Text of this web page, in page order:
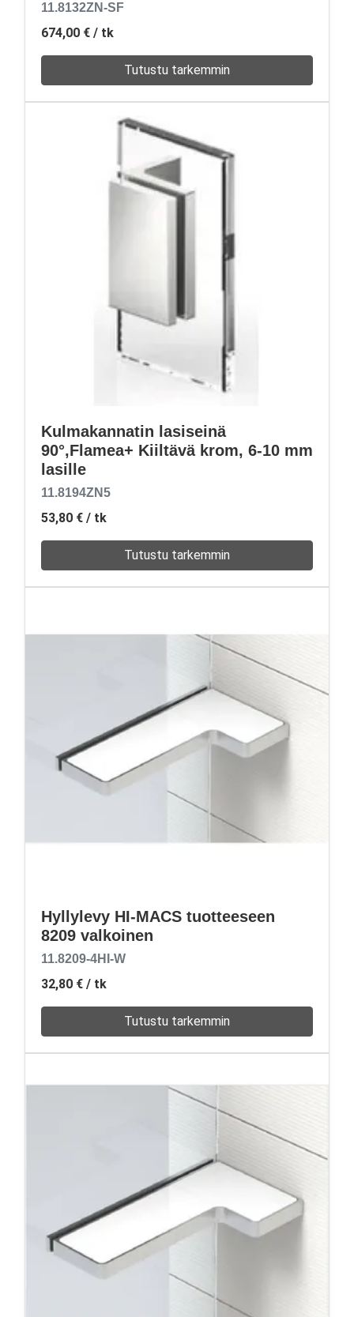
11.8132ZN-SF
674,00 € / tk
Tutustu tarkemmin
Kulmakannatin lasiseinä
90°,Flamea+ Kiiltävä krom, 6-10 mm
lasille
11.8194ZN5
53,80 € / tk
Tutustu tarkemmin
Hyllylevy HI-MACS tuotteeseen
8209 valkoinen
11.8209-4HI-W
32,80 € / tk
Tutustu tarkemmin